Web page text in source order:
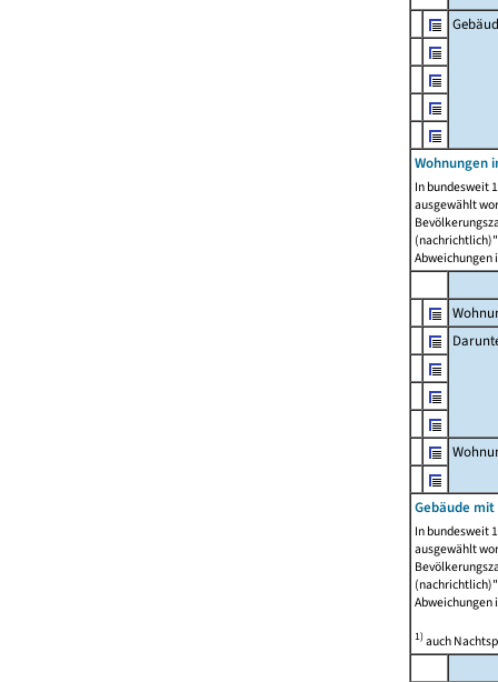
Wohnungen
In bundesweit
ausgewählt
Abweichungen
Gebäude
In bundesweit
ausgewählt
Abweichungen
1)auch